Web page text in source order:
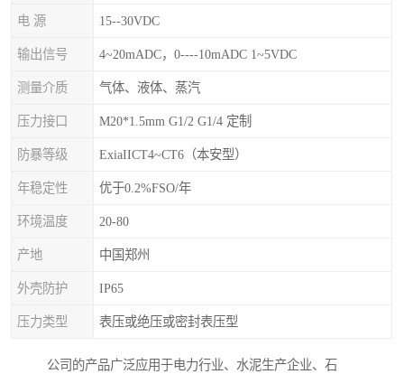
电 源 15--30VDC
输出信号 4~20mADC，0----10mADC 1~5VDC
测量介质 气体、液体、蒸汽
压力接口 M20*1.5mm G1/2 G1/4 定制
防暴等级 ExiaIICT4~CT6（本安型）
年稳定性 优于0.2%FSO/年
环境温度 20-80
产地 中国郑州
外壳防护 IP65
压力类型 表压或绝压或密封表压型
公司的产品广泛应用于电力行业、水泥生产企业、石